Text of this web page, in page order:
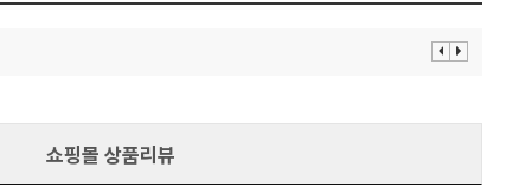
이 다
쇼핑몰 상품리뷰